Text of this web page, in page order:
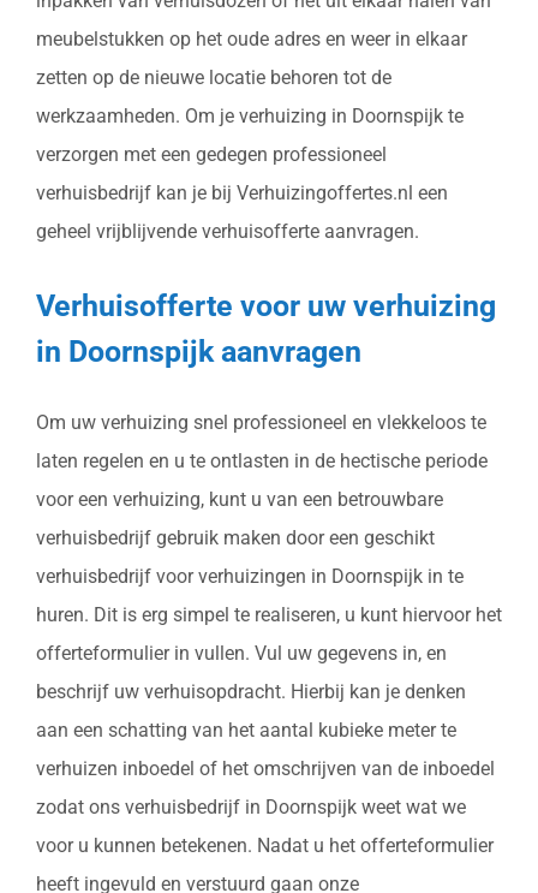
meubelstukken op het oude adres en weer in elkaar
zetten op de nieuwe locatie behoren tot de
werkzaamheden. Om je verhuizing in Doornspijk te
verzorgen met een gedegen professioneel
verhuisbedrijf kan je bij Verhuizingoffertes.nl een
geheel vrijblijvende verhuisofferte aanvragen.
Verhuisofferte voor uw verhuizing
in Doornspijk aanvragen
Om uw verhuizing snel professioneel en vlekkeloos te
laten regelen en u te ontlasten in de hectische periode
voor een verhuizing, kunt u van een betrouwbare
verhuisbedrijf gebruik maken door een geschikt
verhuisbedrijf voor verhuizingen in Doornspijk in te
huren. Dit is erg simpel te realiseren, u kunt hiervoor het
offerteformulier in vullen. Vul uw gegevens in, en
beschrijf uw verhuisopdracht. Hierbij kan je denken
aan een schatting van het aantal kubieke meter te
verhuizen inboedel of het omschrijven van de inboedel
zodat ons verhuisbedrijf in Doornspijk weet wat we
voor u kunnen betekenen. Nadat u het offerteformulier
heeft ingevuld en verstuurd gaan onze